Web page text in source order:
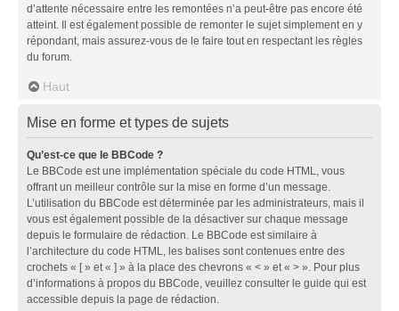
d’attente nécessaire entre les remontées n’a peut-être pas encore été
atteint. Il est également possible de remonter le sujet simplement en y
répondant, mais assurez-vous de le faire tout en respectant les règles
du forum.
Haut
Mise en forme et types de sujets
Qu’est-ce que le BBCode ?
Le BBCode est une implémentation spéciale du code HTML, vous
offrant un meilleur contrôle sur la mise en forme d’un message.
L’utilisation du BBCode est déterminée par les administrateurs, mais il
vous est également possible de la désactiver sur chaque message
depuis le formulaire de rédaction. Le BBCode est similaire à
l’architecture du code HTML, les balises sont contenues entre des
crochets « [ » et « ] » à la place des chevrons « < » et « > ». Pour plus
d’informations à propos du BBCode, veuillez consulter le guide qui est
accessible depuis la page de rédaction.